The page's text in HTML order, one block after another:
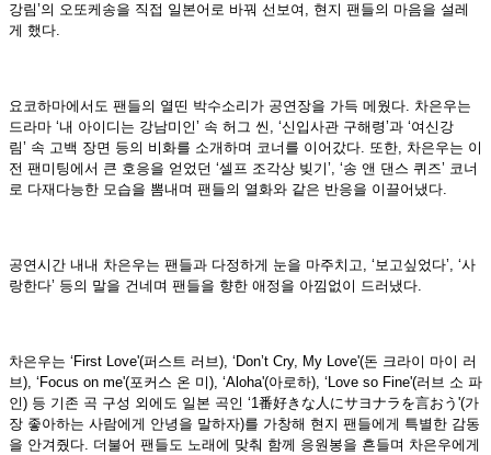
강림’의 오또케송을 직접 일본어로 바꿔 선보여, 현지 팬들의 마음을 설레
게 했다.
요코하마에서도 팬들의 열띤 박수소리가 공연장을 가득 메웠다. 차은우는
드라마 ‘내 아이디는 강남미인’ 속 허그 씬, ‘신입사관 구해령’과 ‘여신강
림’ 속 고백 장면 등의 비화를 소개하며 코너를 이어갔다. 또한, 차은우는 이
전 팬미팅에서 큰 호응을 얻었던 ‘셀프 조각상 빚기’, ‘송 앤 댄스 퀴즈’ 코너
로 다재다능한 모습을 뽐내며 팬들의 열화와 같은 반응을 이끌어냈다.
공연시간 내내 차은우는 팬들과 다정하게 눈을 마주치고, ‘보고싶었다’, ‘사
랑한다’ 등의 말을 건네며 팬들을 향한 애정을 아낌없이 드러냈다.
차은우는 ‘First Love'(퍼스트 러브), ‘Don’t Cry, My Love'(돈 크라이 마이 러
브), ‘Focus on me'(포커스 온 미), ‘Aloha'(아로하), ‘Love so Fine'(러브 소 파
인) 등 기존 곡 구성 외에도 일본 곡인 ‘1番好きな人にサヨナラを言おう'(가
장 좋아하는 사람에게 안녕을 말하자)를 가창해 현지 팬들에게 특별한 감동
을 안겨줬다. 더불어 팬들도 노래에 맞춰 함께 응원봉을 흔들며 차은우에게